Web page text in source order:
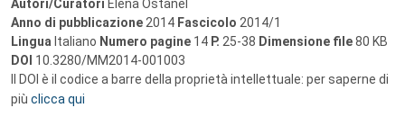
Autori/Curatori Elena Ostanel
Anno di pubblicazione 2014 Fascicolo 2014/1
Lingua Italiano Numero pagine 14 P. 25-38 Dimensione file80 KB
DOI 10.3280/MM2014-001003
Il DOI è il codice a barre della proprietà intellettuale: per saperne di
più clicca qui